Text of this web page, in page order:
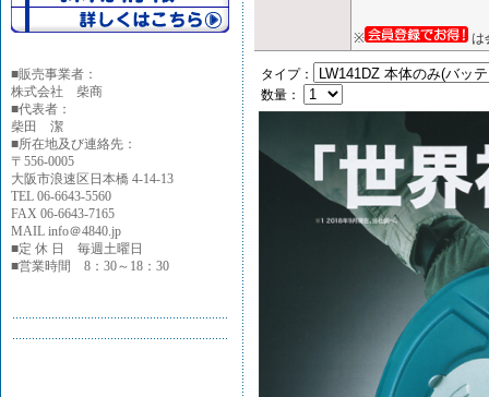
■販売事業者：
株式会社 柴商
■代表者：
柴田 潔
■所在地及び連絡先：
〒556-0005
大阪市浪速区日本橋 4-14-13
TEL 06-6643-5560
FAX 06-6643-7165
MAIL info＠4840.jp
■定 休 日 毎週土曜日
■営業時間 8：30～18：30
※ は
タイプ：
数量：